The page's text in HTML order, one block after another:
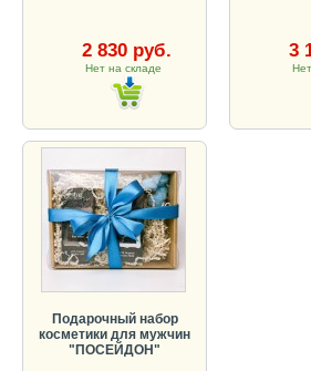
2 830 руб.
Нет на складе
3
Подарочный набор
косметики для мужчин
"ПОСЕЙДОН"